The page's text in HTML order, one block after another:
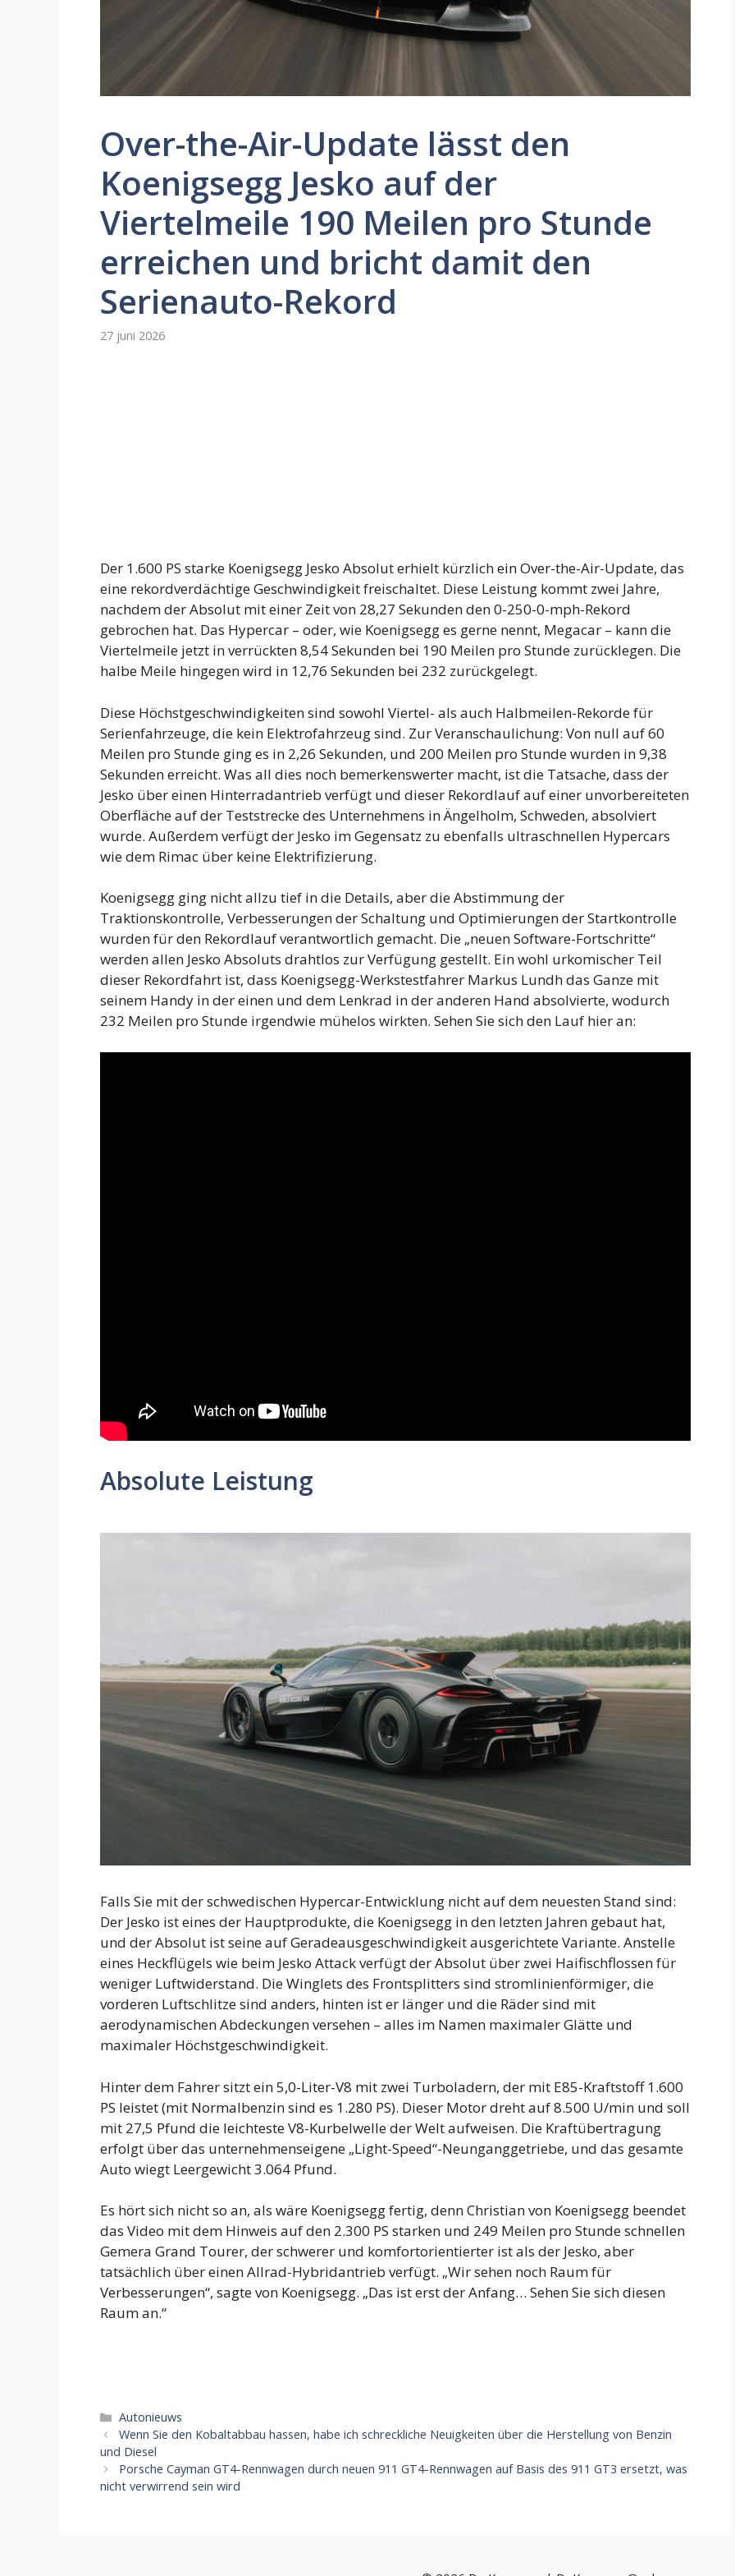
Over-the-Air-Update lässt den
Koenigsegg Jesko auf der
Viertelmeile 190 Meilen pro Stunde
erreichen und bricht damit den
Serienauto-Rekord
27 juni 2026
Der 1.600 PS starke Koenigsegg Jesko Absolut erhielt kürzlich ein Over-the-Air-Update, das
eine rekordverdächtige Geschwindigkeit freischaltet. Diese Leistung kommt zwei Jahre,
nachdem der Absolut mit einer Zeit von 28,27 Sekunden den 0-250-0-mph-Rekord
gebrochen hat. Das Hypercar – oder, wie Koenigsegg es gerne nennt, Megacar – kann die
Viertelmeile jetzt in verrückten 8,54 Sekunden bei 190 Meilen pro Stunde zurücklegen. Die
halbe Meile hingegen wird in 12,76 Sekunden bei 232 zurückgelegt.
Diese Höchstgeschwindigkeiten sind sowohl Viertel- als auch Halbmeilen-Rekorde für
Serienfahrzeuge, die kein Elektrofahrzeug sind. Zur Veranschaulichung: Von null auf 60
Meilen pro Stunde ging es in 2,26 Sekunden, und 200 Meilen pro Stunde wurden in 9,38
Sekunden erreicht. Was all dies noch bemerkenswerter macht, ist die Tatsache, dass der
Jesko über einen Hinterradantrieb verfügt und dieser Rekordlauf auf einer unvorbereiteten
Oberfläche auf der Teststrecke des Unternehmens in Ängelholm, Schweden, absolviert
wurde. Außerdem verfügt der Jesko im Gegensatz zu ebenfalls ultraschnellen Hypercars
wie dem Rimac über keine Elektrifizierung.
Koenigsegg ging nicht allzu tief in die Details, aber die Abstimmung der
Traktionskontrolle, Verbesserungen der Schaltung und Optimierungen der Startkontrolle
wurden für den Rekordlauf verantwortlich gemacht. Die „neuen Software-Fortschritte“
werden allen Jesko Absoluts drahtlos zur Verfügung gestellt. Ein wohl urkomischer Teil
dieser Rekordfahrt ist, dass Koenigsegg-Werkstestfahrer Markus Lundh das Ganze mit
seinem Handy in der einen und dem Lenkrad in der anderen Hand absolvierte, wodurch
232 Meilen pro Stunde irgendwie mühelos wirkten. Sehen Sie sich den Lauf hier an:
Absolute Leistung
Falls Sie mit der schwedischen Hypercar-Entwicklung nicht auf dem neuesten Stand sind:
Der Jesko ist eines der Hauptprodukte, die Koenigsegg in den letzten Jahren gebaut hat,
und der Absolut ist seine auf Geradeausgeschwindigkeit ausgerichtete Variante. Anstelle
eines Heckflügels wie beim Jesko Attack verfügt der Absolut über zwei Haifischflossen für
weniger Luftwiderstand. Die Winglets des Frontsplitters sind stromlinienförmiger, die
vorderen Luftschlitze sind anders, hinten ist er länger und die Räder sind mit
aerodynamischen Abdeckungen versehen – alles im Namen maximaler Glätte und
maximaler Höchstgeschwindigkeit.
Hinter dem Fahrer sitzt ein 5,0-Liter-V8 mit zwei Turboladern, der mit E85-Kraftstoff 1.600
PS leistet (mit Normalbenzin sind es 1.280 PS). Dieser Motor dreht auf 8.500 U/min und soll
mit 27,5 Pfund die leichteste V8-Kurbelwelle der Welt aufweisen. Die Kraftübertragung
erfolgt über das unternehmenseigene „Light-Speed“-Neunganggetriebe, und das gesamte
Auto wiegt Leergewicht 3.064 Pfund.
Es hört sich nicht so an, als wäre Koenigsegg fertig, denn Christian von Koenigsegg beendet
das Video mit dem Hinweis auf den 2.300 PS starken und 249 Meilen pro Stunde schnellen
Gemera Grand Tourer, der schwerer und komfortorientierter ist als der Jesko, aber
tatsächlich über einen Allrad-Hybridantrieb verfügt. „Wir sehen noch Raum für
Verbesserungen“, sagte von Koenigsegg. „Das ist erst der Anfang… Sehen Sie sich diesen
Raum an.“
Categorieën
Autonieuws
Wenn Sie den Kobaltabbau hassen, habe ich schreckliche Neuigkeiten über die Herstellung von Benzin
und Diesel
Porsche Cayman GT4-Rennwagen durch neuen 911 GT4-Rennwagen auf Basis des 911 GT3 ersetzt, was
nicht verwirrend sein wird